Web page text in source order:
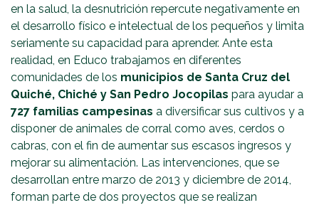
en la salud, la desnutrición repercute negativamente en
el desarrollo físico e intelectual de los pequeños y limita
seriamente su capacidad para aprender. Ante esta
realidad, en Educo trabajamos en diferentes
comunidades de los municipios de Santa Cruz del
Quiché, Chiché y San Pedro Jocopilas para ayudar a
727 familias campesinas a diversificar sus cultivos y a
disponer de animales de corral como aves, cerdos o
cabras, con el fin de aumentar sus escasos ingresos y
mejorar su alimentación. Las intervenciones, que se
desarrollan entre marzo de 2013 y diciembre de 2014,
forman parte de dos proyectos que se realizan